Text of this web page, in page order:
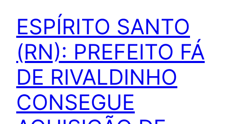
ESPÍRITO SANTO
(RN): PREFEITO FÁ
DE RIVALDINHO
CONSEGUE